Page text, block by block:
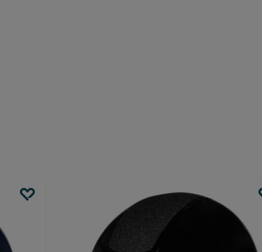
Ja, ich möchte 10%
E-Mail-Adresse ist bei uns sicher, und Sie
*Bedingungen & Informationen